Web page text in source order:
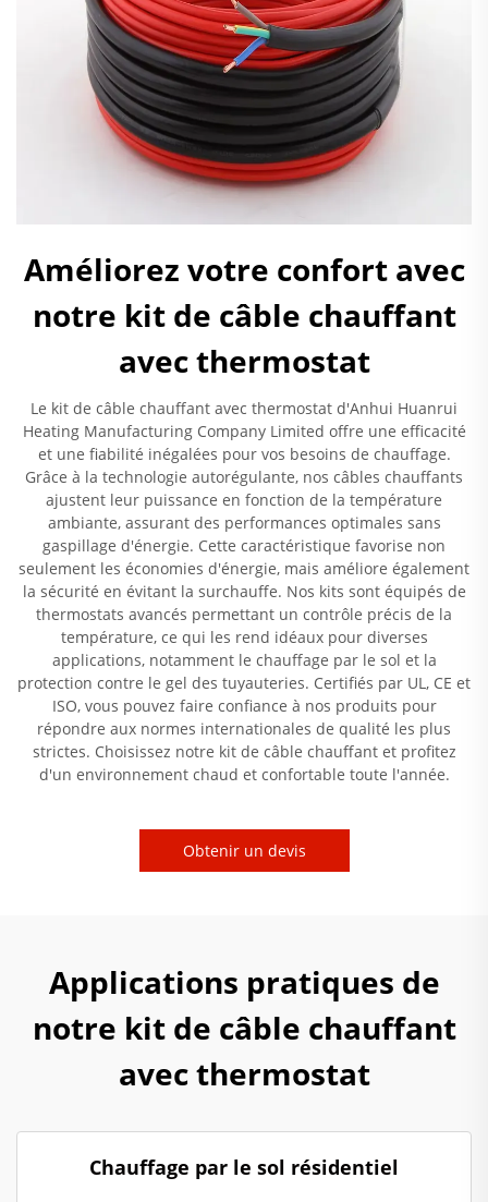
Améliorez votre confort avec
notre kit de câble chauffant
avec thermostat
Le kit de câble chauffant avec thermostat d'Anhui Huanrui
Heating Manufacturing Company Limited offre une efficacité
et une fiabilité inégalées pour vos besoins de chauffage.
Grâce à la technologie autorégulante, nos câbles chauffants
ajustent leur puissance en fonction de la température
ambiante, assurant des performances optimales sans
gaspillage d'énergie. Cette caractéristique favorise non
seulement les économies d'énergie, mais améliore également
la sécurité en évitant la surchauffe. Nos kits sont équipés de
thermostats avancés permettant un contrôle précis de la
température, ce qui les rend idéaux pour diverses
applications, notamment le chauffage par le sol et la
protection contre le gel des tuyauteries. Certifiés par UL, CE et
ISO, vous pouvez faire confiance à nos produits pour
répondre aux normes internationales de qualité les plus
strictes. Choisissez notre kit de câble chauffant et profitez
d'un environnement chaud et confortable toute l'année.
Obtenir un devis
Applications pratiques de
notre kit de câble chauffant
avec thermostat
Chauffage par le sol résidentiel